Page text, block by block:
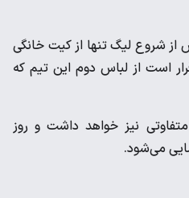
از شروع لیگ‌ تنها از کیت خانگی
است از لباس دوم این تیم که
نیز خواهد داشت و روز
می‌شود.